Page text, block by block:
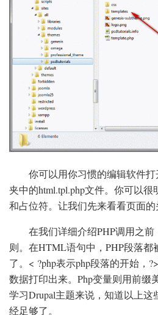
你可以用你习惯的编辑软件打
夹中的html.tpl.php文件。你可以
和占位符。让我们先来看看页面的
在我们详细介绍PHP调用之
则。在HTML语句中，PHP段落
了。< ?php表示php段落的开始，
数据打印出来。Php变量则用前缀
学习Drupal主题来说，知道以上这
经足够了。